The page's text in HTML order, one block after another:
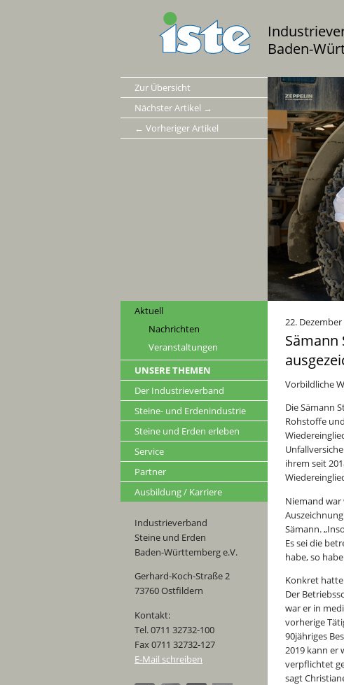
Baden-
Zur Übersicht
Nächster Artikel →
← Vorheriger Artikel
Aktuell
Nachrichten
Veranstaltungen
UNSERE THEMEN
Der Industrieverband
Steine- und Erdenindustrie
Steine und Erden erleben
Service
Partner
Ausbildung / Karriere
Industrieverband
Steine und Erden
Baden-Württemberg e.V.
Gerhard-Koch-Straße 2
73760 Ostfildern
Kontakt:
Tel. 0711 32732-100
Fax 0711 32732-127
E-Mail schreiben
22. Dezember
Sämann
Vorbildliche
Die Sämann
Rohstoffe
ihrem seit
Niemand war
Sämann.
Es sei die
habe, so
Konkret
Der
war er in
vorherige
90jähriges
2019 kann er
verpflichtet
sagt